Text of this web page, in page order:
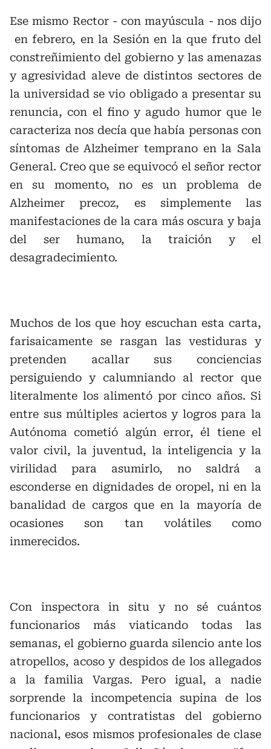
Ese mismo Rector - con mayúscula - nos dijo
en febrero, en la Sesión en la que fruto del
constreñimiento del gobierno y las amenazas
y agresividad aleve de distintos sectores de
la universidad se vio obligado a presentar su
renuncia, con el fino y agudo humor que le
caracteriza nos decía que había personas con
síntomas de Alzheimer temprano en la Sala
General. Creo que se equivocó el señor rector
en su momento, no es un problema de
Alzheimer precoz, es simplemente las
manifestaciones de la cara más oscura y baja
del ser humano, la traición y el
desagradecimiento.
Muchos de los que hoy escuchan esta carta,
farisaicamente se rasgan las vestiduras y
pretenden acallar sus conciencias
persiguiendo y calumniando al rector que
literalmente los alimentó por cinco años. Si
entre sus múltiples aciertos y logros para la
Autónoma cometió algún error, él tiene el
valor civil, la juventud, la inteligencia y la
virilidad para asumirlo, no saldrá a
esconderse en dignidades de oropel, ni en la
banalidad de cargos que en la mayoría de
ocasiones son tan volátiles como
inmerecidos.
Con inspectora in situ y no sé cuántos
funcionarios más viaticando todas las
semanas, el gobierno guarda silencio ante los
atropellos, acoso y despidos de los allegados
a la familia Vargas. Pero igual, a nadie
sorprende la incompetencia supina de los
funcionarios y contratistas del gobierno
nacional, esos mismos profesionales de clase